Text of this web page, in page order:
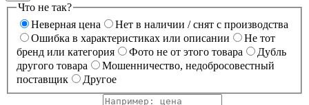
Что не так?
Неверная цена
Нет в наличии / снят с производства
Ошибка в характеристиках или описании
Не тот
бренд или категория
Фото не от этого товара
Дубль
другого товара
Мошенничество, недобросовестный
поставщик
Другое